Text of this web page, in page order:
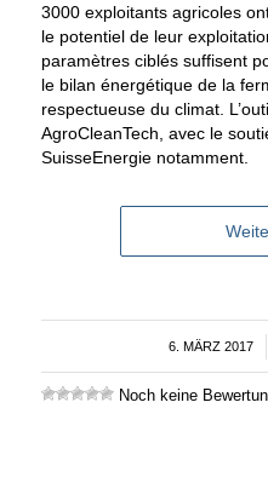
3000 exploitants agricoles
le potentiel de leur
paramètres ciblés suffisent
le bilan énergétique de la
respectueuse du climat.
AgroCleanTech, avec le
SuisseEnergie notamment.
6. MÄRZ 2017
/
Noch keine